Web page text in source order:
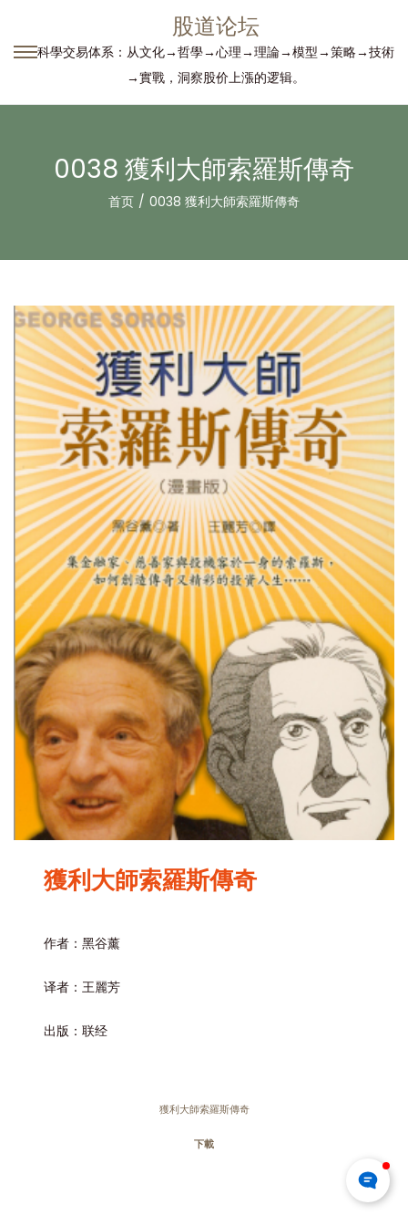
到
到
股道论坛
科學交易体系：从文化→哲學→心理→理論→模型→策略→技術
→實戰，洞察股价上漲的逻辑。
0038 獲利大師索羅斯傳奇
首页 / 0038 獲利大師索羅斯傳奇
獲利大師索羅斯傳奇
作者：黑谷薰
译者：王麗芳
出版：联经
獲利大師索羅斯傳奇
下載